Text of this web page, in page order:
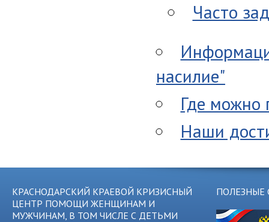
Часто
насилие"
Где можно
Наши
КРАСНОДАРСКИЙ КРАЕВОЙ КРИЗИСНЫЙ
ЦЕНТР ПОМОЩИ ЖЕНЩИНАМ И
МУЖЧИНАМ, В ТОМ ЧИСЛЕ С ДЕТЬМИ
ПОЛЕЗНЫЕ